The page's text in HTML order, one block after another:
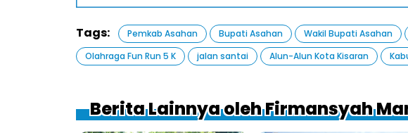
Tags: Pemkab Asahan Bupati Asahan Wakil Bupati Asahan
Olahraga Fun Run 5 K
jalan santai Alun-Alun Kota Kisaran
Berita Lainnya oleh Firmansyah